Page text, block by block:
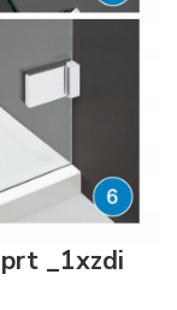
_1xzdi